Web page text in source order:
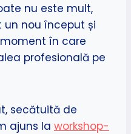
nu este mult,
nou început și
în care
profesională pe
secătuită de
ajuns la workshop-